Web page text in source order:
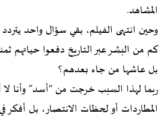
المشاهد.
وحين انتهى الفيلم، بقي سؤال واحد
كم من البشر عبر التاريخ دفعوا حياتهم
بل عاشها من جاء بعدهم؟
ربما لهذا السبب خرجت من “أسد” وأنا لا
المطاردات أو لحظات الانتصار، بل